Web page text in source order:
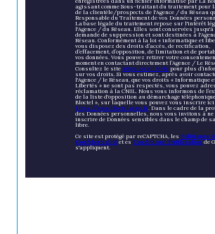
agissant comme Sous-traitant du traitement pour
de la clientèle/prospects de l'Agence / du Réseau
Responsable du Traitement de vos Données
La base légale du traitement repose sur l'intérêt
l'Agence / du Réseau. Elles sont conservées jusqu'à
demande de suppression et sont destinées à
Réseau. Conformément à la loi « informatique et
vous disposez des droits d’accès, de rectification,
d’effacement, d’opposition, de limitation et de
vos données. Vous pouvez retirer votre
moment en contactant directement l’Agence / Le
Consultez le site https://cnil.fr/fr pour plus
sur vos droits. Si vous estimez, après avoir
l'Agence / le Réseau, que vos droits « Informatique
Libertés » ne sont pas respectés, vous pouvez
réclamation à la CNIL. Nous vous informons de
de la liste d'opposition au démarchage
Bloctel », sur laquelle vous pouvez vous inscrire ici
https://www.bloctel.gouv.fr . Dans le cadre de la
des Données personnelles, nous vous invitons à ne
inscrire de Données sensibles dans le champ de
libre.
Ce site est protégé par reCAPTCHA, lesPolitiques
Confidentialité et es Conditions d'utilisationde
s'appliquent.